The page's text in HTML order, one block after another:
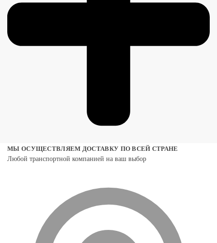
МЫ ОСУЩЕСТВЛЯЕМ ДОСТАВКУ ПО ВСЕЙ СТРАНЕ
Любой транспортной компанией на ваш выбор